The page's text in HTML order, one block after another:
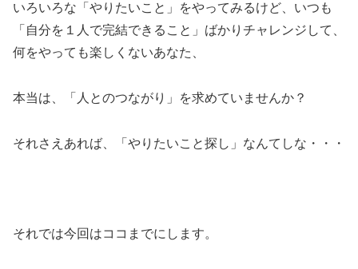
いろいろな「やりたいこと」をやってみるけど、いつも
「自分を１人で完結できること」ばかりチャレンジして、
何をやっても楽しくないあなた、
本当は、「人とのつながり」を求めていませんか？
それさえあれば、「やりたいこと探し」なんてしな・・・
それでは今回はココまでにします。